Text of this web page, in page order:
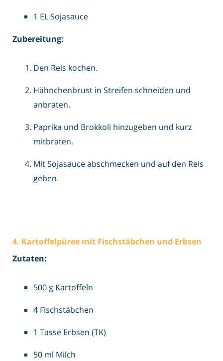
1 EL Sojasauce
Zubereitung:
Den Reis kochen.
Hähnchenbrust in Streifen schneiden und
anbraten.
Paprika und Brokkoli hinzugeben und kurz
mitbraten.
Mit Sojasauce abschmecken und auf den Reis
geben.
4. Kartoffelpüree mit Fischstäbchen und Erbsen
Zutaten:
500 g Kartoffeln
4 Fischstäbchen
1 Tasse Erbsen (TK)
50 ml Milch